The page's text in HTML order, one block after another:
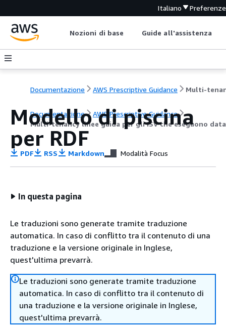
Italiano
Nozioni di base Guide all'assistenza
Documentazione AWS Prescriptive Guidance
Documentazione
AWS Prescriptive Guidance
Multi-tenancy linee guida per gli ISV che eseguono
Modello di piscina
per RDF
PDF RSS Markdown Modalità Focus
In questa pagina
Le traduzioni sono generate tramite traduzione
automatica. In caso di conflitto tra il contenuto di una
traduzione e la versione originale in Inglese,
quest'ultima prevarrà.
Le traduzioni sono generate tramite traduzione
automatica. In caso di conflitto tra il contenuto di
una traduzione e la versione originale in Inglese,
quest'ultima prevarrà.